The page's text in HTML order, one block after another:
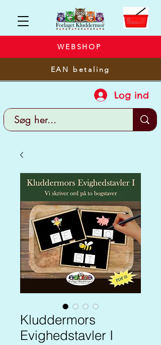
WEBSHOP
EAN betaling
Log ind
Kluddermors
Evighedstavler I